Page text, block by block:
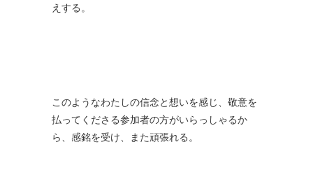
えする。
このようなわたしの信念と想いを感じ、敬意を
払ってくださる参加者の方がいらっしゃるか
ら、感銘を受け、また頑張れる。